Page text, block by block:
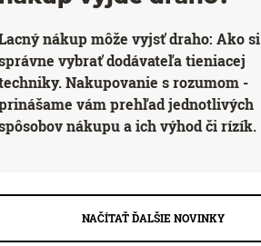
nákup môže vyjsť draho: Ako si
vybrať dodávateľa tieniacej
Nakupovanie s rozumom -
vám prehľad jednotlivých
nákupu a ich výhod či rízík.
NAČÍTAŤ ĎALŠIE NOVINKY